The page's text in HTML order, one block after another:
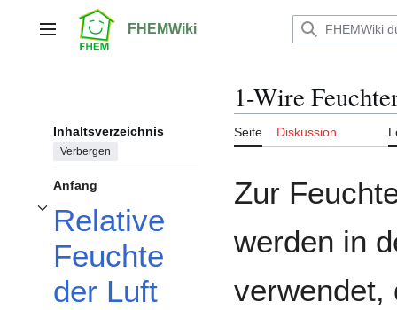
springenHauptmenü FHEMWiki
Inhaltsverzeichnis
Verbergen
Anfang
Relative
Feuchte
der Luft
Unterabschnitt Relative Feuchte der Luft umschalten
1-Wire
Seite Diskussion
Zur
werden in
verwendet,